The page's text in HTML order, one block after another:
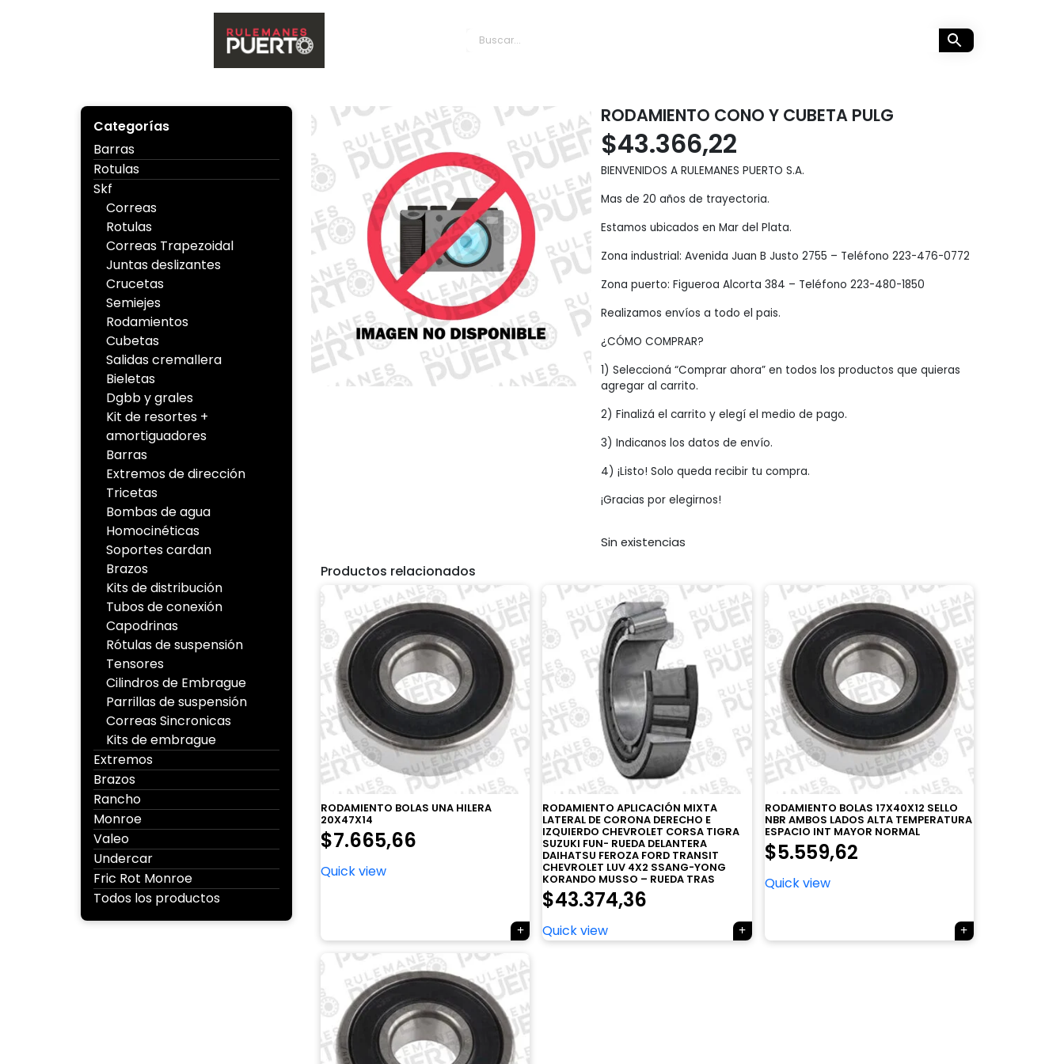
Categorías
Barras
Rotulas
Skf
Correas
Rotulas
Correas Trapezoidal
Juntas deslizantes
Crucetas
Semiejes
Rodamientos
Cubetas
Salidas cremallera
Bieletas
Dgbb y grales
Kit de resortes +
amortiguadores
Barras
Extremos de dirección
Tricetas
Bombas de agua
Homocinéticas
Soportes cardan
Brazos
Kits de distribución
Tubos de conexión
Capodrinas
Rótulas de suspensión
Tensores
Cilindros de Embrague
Parrillas de suspensión
Correas Sincronicas
Kits de embrague
Extremos
Brazos
Rancho
Monroe
Valeo
Undercar
Fric Rot Monroe
Todos los productos
RODAMIENTO CONO Y CUBETA PULG
$43.366,22
BIENVENIDOS A RULEMANES PUERTO S.A.
Mas de 20 años de trayectoria.
Estamos ubicados en Mar del Plata.
Zona industrial: Avenida Juan B Justo 2755 – Teléfono 223-476-0772
Zona puerto: Figueroa Alcorta 384 – Teléfono 223-480-1850
Realizamos envíos a todo el pais.
¿CÓMO COMPRAR?
1) Seleccioná “Comprar ahora” en todos los productos que quieras
agregar al carrito.
2) Finalizá el carrito y elegí el medio de pago.
3) Indicanos los datos de envío.
4) ¡Listo! Solo queda recibir tu compra.
¡Gracias por elegirnos!
Sin existencias
Productos relacionados
RODAMIENTO BOLAS UNA HILERA
20X47X14
$7.665,66
Quick view
RODAMIENTO APLICACIÓN MIXTA
LATERAL DE CORONA DERECHO E
IZQUIERDO CHEVROLET CORSA TIGRA
SUZUKI FUN- RUEDA DELANTERA
DAIHATSU FEROZA FORD TRANSIT
CHEVROLET LUV 4X2 SSANG-YONG
KORANDO MUSSO – RUEDA TRAS
$43.374,36
Quick view
RODAMIENTO BOLAS 17X40X12 SELLO
NBR AMBOS LADOS ALTA TEMPERATURA
ESPACIO INT MAYOR NORMAL
$5.559,62
Quick view